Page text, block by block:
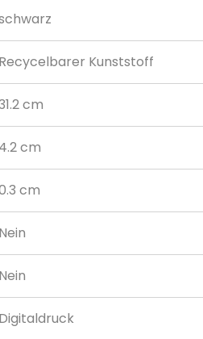
Recycelbarer Kunststoff
cm
4.2 cm
cm
Nein
Nein
Digitaldruck